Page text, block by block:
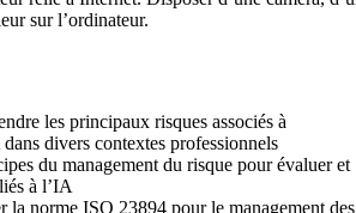
sur l’ordinateur.
les principaux risques associés à
divers contextes professionnels
du management du risque pour évaluer et
à l’IA
la norme ISO 23894 pour le management des